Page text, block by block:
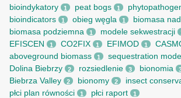
bioindykatory 1 peat bogs 1
bioindicators 1 obieg węgla 1 biomasa
biomasa podziemna 1 modele sekwestracji
EFISCEN 1 CO2FIX 1 EFIMOD 1
aboveground biomass 1 sequestration
Dolina Biebrzy 2 rozsiedlenie 3 bionomia
Biebrza Valley 2 bionomy 2 insect
płci plan równości 1 płci raport 1